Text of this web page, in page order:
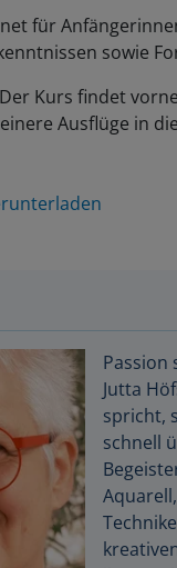
für
sowie
Der Kurs findet
Ausflüge in
Passion
Jutta
spricht,
schnell